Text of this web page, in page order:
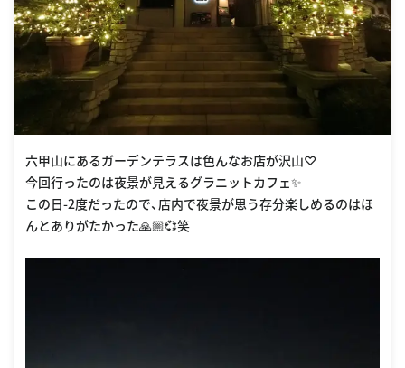
六甲山にあるガーデンテラスは色んなお店が沢山♡
今回行ったのは夜景が見えるグラニットカフェ✨
この日-2度だったので、店内で夜景が思う存分楽しめるのはほ
んとありがたかった🙏🏼💞笑